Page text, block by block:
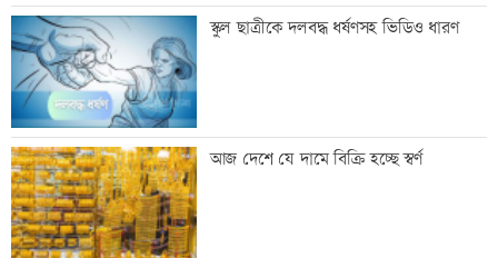
সিঙ্গাপুর থেকে এক কার্গো এলএনজি কিনবে
সরকার
মান্দায় ২৯৬ বোতলসহ দুই মাদক কারবারি
আটক
স্কুল ছাত্রীকে দলবদ্ধ ধর্ষণসহ ভিডিও ধারণ
আজ দেশে যে দামে বিক্রি হচ্ছে স্বর্ণ